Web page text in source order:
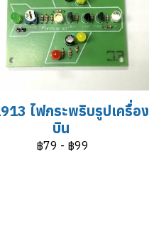
ไฟกระพริบรูปเครื่อง
บิน
฿79 - ฿99